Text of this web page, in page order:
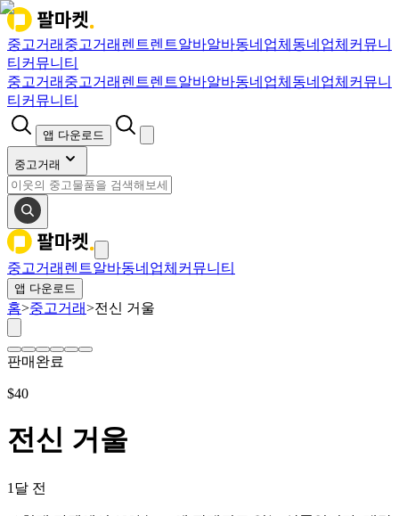
중고거래 중고거래 렌트렌트알바알바동네업체 동네업체 커뮤니
티 커뮤니티
중고거래 중고거래 렌트렌트알바알바동네업체 동네업체 커뮤니
티 커뮤니티
앱 다운로드
중고거래
중고거래 렌트알바동네업체 커뮤니티
앱 다운로드
홈>중고거래>전신 거울
판매완료
$40
전신 거울
1달 전